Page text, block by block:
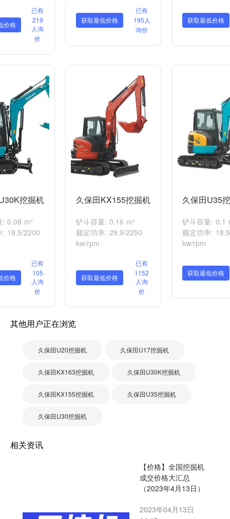
价格
已有
219
人询
价
获取最低价格
已有
195人
询价
获取最低价格
挖掘机
: 0.08 m³
: 18.5/2200
价格
已有
105
人询
价
久保田KX155挖掘机
铲斗容量: 0.16 m³
额定功率: 29.9/2250
kw/rpm
获取最低价格
已有
1152
人询
价
久保田U35
铲斗容量: 0.1
额定功率:
kw/rpm
获取最低价格
其他用户正在浏览
久保田U20挖掘机 久保田U17挖掘机
久保田KX163挖掘机 久保田U30K挖掘机
久保田KX155挖掘机 久保田U35挖掘机
久保田U30挖掘机
相关资讯
【价格】全国挖掘机
成交价格大汇总
（2023年4月13日）
2023年04月13日